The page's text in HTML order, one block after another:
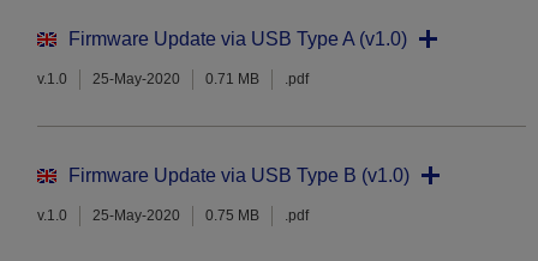
Firmware Update via USB Type A (v1.0)
v.1.0 25-May-2020 0.71 MB .pdf
Firmware Update via USB Type B (v1.0)
v.1.0 25-May-2020 0.75 MB .pdf